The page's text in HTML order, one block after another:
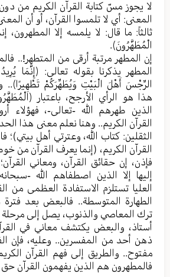
لا يجوز مسّ كتابة القرآن الكريم من
المعنى: أي لا تلمسوا القرآن، أو أن
ثالثاً: ما قال: لا يلمسه إلا المطهرون،
الْمُطَهَّرُونَ﴾.
إن المطهر مرتبة أرقى من المتطهر!..
المطهر يذكرنا بقوله تعالى: ﴿إِنَّمَا
الرِّجْسَ أَهْلَ الْبَيْتِ وَيُطَهِّرَكُمْ تَطْهِيرًا﴾..
هذا هو الرأي الأرجح، باعتبار
الذين طهرهم الله -تعالى-، فهؤلاء
القرآن الكريم.. وهنا نعلم معنى هذا
الثقلين: كتاب الله، وعترتي أهل
القرآن الكريم، (إنما يعرف القرآن من
فإذن، إن حقائق القرآن، ومعاني
إليها إلا الذين اصطفاهم الله -
العليا تستلزم الاستفادة العظمى من
الطهارة المتوسطة.. فالبعض بعد فترة
ترك المعاصي والذنوب، يصل إلى
أستاذ، والبعض يكتشف معاني في
ذهن أحد من المفسرين.. وعليه، فإن
مفتوح.. والطريق إلى فهم القرآن
فالمطهرون هم الذين يفهمون القرآن